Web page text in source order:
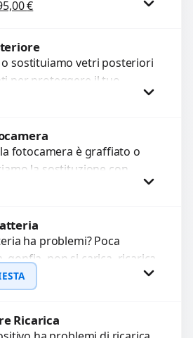
display esterno con ricambi
originale era: 250,00 €.
€Il prezzo attuale è: 195,00 €.
Procedi
o sostituiamo vetri posteriori
per proteggere il tuo
ripristinare l’estetica
Procedi
fotocamera è graffiato o
la sostituzione con
qualità garantiti per 3
Procedi
ha problemi? Poca
gonfia, non si carica, ricarica
di ricarica esauriti?
la...
Preventivo
Ricarica